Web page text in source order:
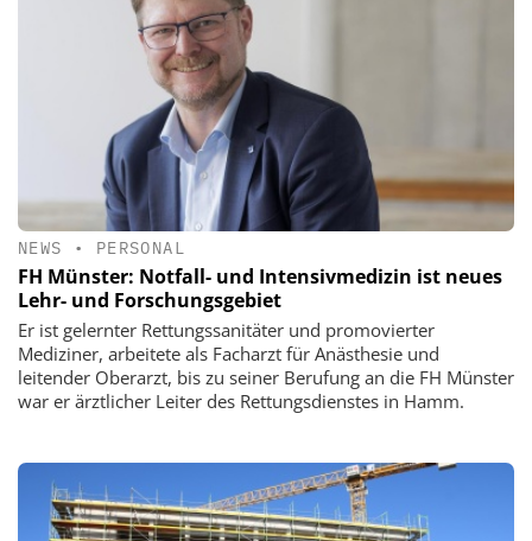
NEWS • PERSONAL
FH Münster: Notfall- und Intensivmedizin ist neues
Lehr- und Forschungsgebiet
Er ist gelernter Rettungssanitäter und promovierter
Mediziner, arbeitete als Facharzt für Anästhesie und
leitender Oberarzt, bis zu seiner Berufung an die FH Münster
war er ärztlicher Leiter des Rettungsdienstes in Hamm.